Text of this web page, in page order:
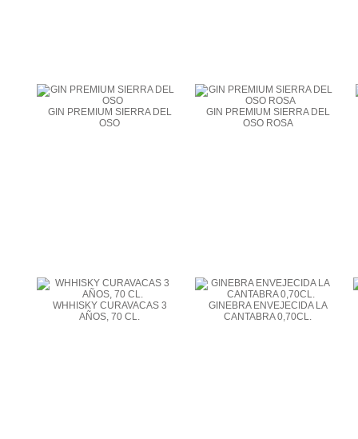
GIN PREMIUM SIERRA DEL
OSO
GIN PREMIUM SIERRA DEL
OSO ROSA
WHHISKY CURAVACAS 3
AÑOS, 70 CL.
GINEBRA ENVEJECIDA LA
CANTABRA 0,70CL.